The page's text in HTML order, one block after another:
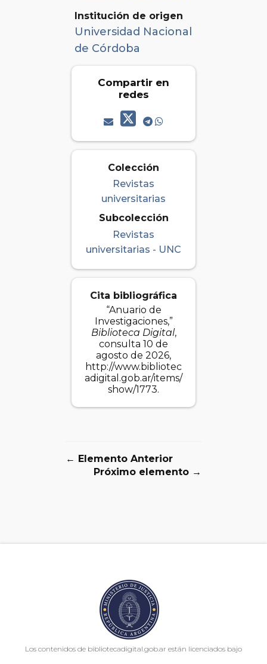
Institución de origen
Universidad Nacional
de Córdoba
Compartir en
redes
Colección
Revistas
universitarias
Subcolección
Revistas
universitarias - UNC
Cita bibliográfica
“Anuario de
Investigaciones,”
Biblioteca Digital,
consulta 10 de
agosto de 2026,
http://www.bibliotec
adigital.gob.ar/items/
show/1773.
← Elemento Anterior
Próximo elemento →
Los contenidos de bibliotecadigital.gob.ar están licenciados bajo